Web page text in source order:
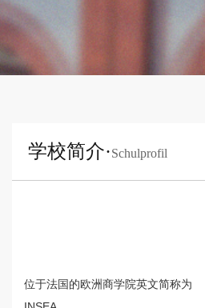
学校简介·Schulprofil
位于法国的欧洲商学院英文简称为